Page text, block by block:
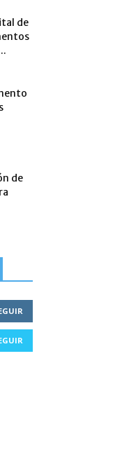
de
de